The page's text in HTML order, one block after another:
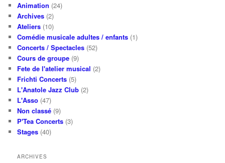
Animation (24)
Archives (2)
Ateliers (10)
Comédie musicale adultes / enfants (1)
Concerts / Spectacles (52)
Cours de groupe (9)
Fete de l'atelier musical (2)
Frichti Concerts (5)
L'Anatole Jazz Club (2)
L'Asso (47)
Non classé (9)
P'Tea Concerts (3)
Stages (40)
ARCHIVES